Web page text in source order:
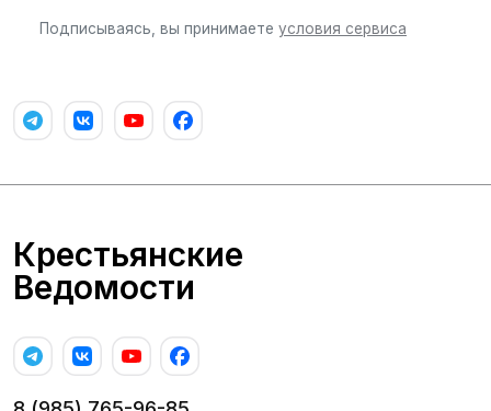
Подписываясь, вы принимаете условия сервиса
Крестьянские
Ведомости